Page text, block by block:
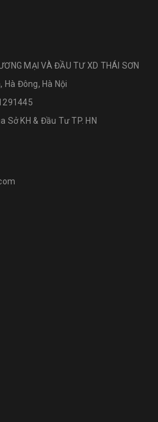
MẠI VÀ ĐẦU TƯ XD THÁI SƠN
Hà Đông, Hà Nội
Sở KH & Đầu Tư TP. HN